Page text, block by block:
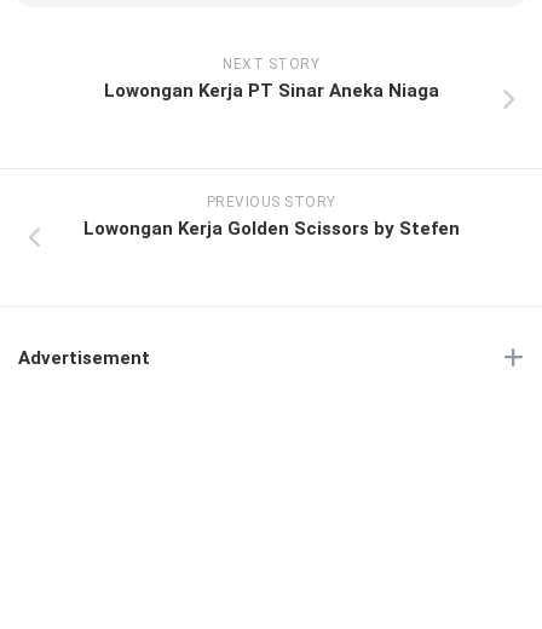
NEXT STORY
Lowongan Kerja PT Sinar Aneka Niaga
PREVIOUS STORY
Lowongan Kerja Golden Scissors by Stefen
Advertisement